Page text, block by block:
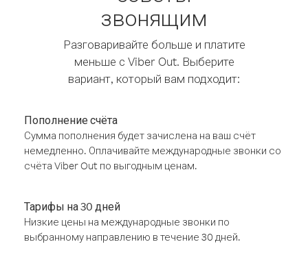
звонящим
Разговаривайте больше и платите
меньше с Viber Out. Выберите
вариант, который вам подходит:
Пополнение счёта
Сумма пополнения будет зачислена на ваш счёт
немедленно. Оплачивайте международные звонки со
счёта Viber Out по выгодным ценам.
Тарифы на 30 дней
Низкие цены на международные звонки по
выбранному направлению в течение 30 дней.